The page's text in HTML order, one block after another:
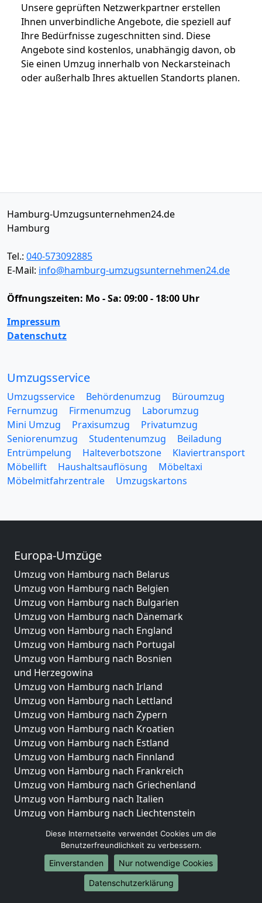
Unsere geprüften Netzwerkpartner erstellen
Ihnen unverbindliche Angebote, die speziell auf
Ihre Bedürfnisse zugeschnitten sind. Diese
Angebote sind kostenlos, unabhängig davon, ob
Sie einen Umzug innerhalb von Neckarsteinach
oder außerhalb Ihres aktuellen Standorts planen.
Hamburg-Umzugsunternehmen24.de
Hamburg
Tel.: 040-573092885
E-Mail: info@hamburg-umzugsunternehmen24.de
Öffnungszeiten: Mo - Sa: 09:00 - 18:00 Uhr
Impressum
Datenschutz
Umzugsservice
Umzugsservice Behördenumzug
Büroumzug
Fernumzug
Firmenumzug
Laborumzug
Mini Umzug
Praxisumzug
Privatumzug
Seniorenumzug
Studentenumzug
Beiladung
Entrümpelung
Halteverbotszone
Klaviertransport
Möbellift
Haushaltsauflösung
Möbeltaxi
Möbelmitfahrzentrale
Umzugskartons
Europa-Umzüge
Umzug von Hamburg nach Belarus
Umzug von Hamburg nach Belgien
Umzug von Hamburg nach Bulgarien
Umzug von Hamburg nach Dänemark
Umzug von Hamburg nach England
Umzug von Hamburg nach Portugal
Umzug von Hamburg nach Bosnien
und Herzegowina
Umzug von Hamburg nach Irland
Umzug von Hamburg nach Lettland
Umzug von Hamburg nach Zypern
Umzug von Hamburg nach Kroatien
Umzug von Hamburg nach Estland
Umzug von Hamburg nach Finnland
Umzug von Hamburg nach Frankreich
Umzug von Hamburg nach Griechenland
Umzug von Hamburg nach Italien
Umzug von Hamburg nach Liechtenstein
Umzug von Hamburg nach Niederlande
Umzug von Hamburg nach Norwegen
Umzüge-Deutschlandweit
Diese Internetseite verwendet Cookies um die
Benutzerfreundlichkeit zu verbessern.
Einverstanden
Nur notwendige Cookies
Datenschutzerklärung